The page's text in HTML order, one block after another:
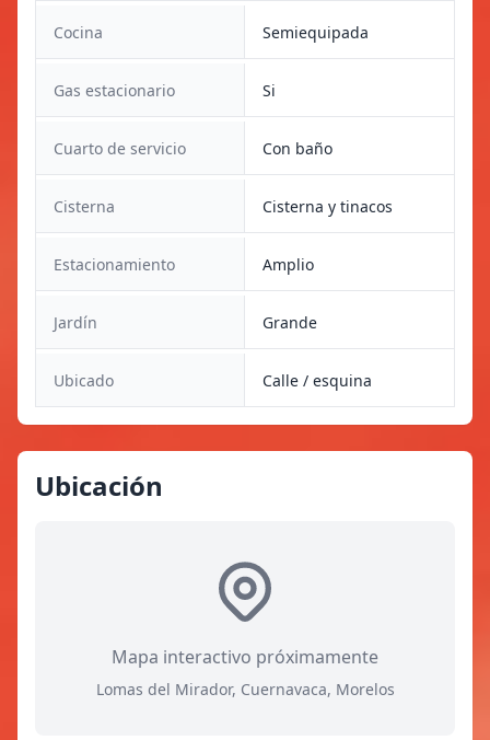
Cocina Semiequipada
Gas estacionario Si
Cuarto de servicio Con baño
Cisterna Cisterna y tinacos
Estacionamiento Amplio
Jardín Grande
Ubicado Calle / esquina
Ubicación
Mapa interactivo próximamente
Lomas del Mirador, Cuernavaca, Morelos